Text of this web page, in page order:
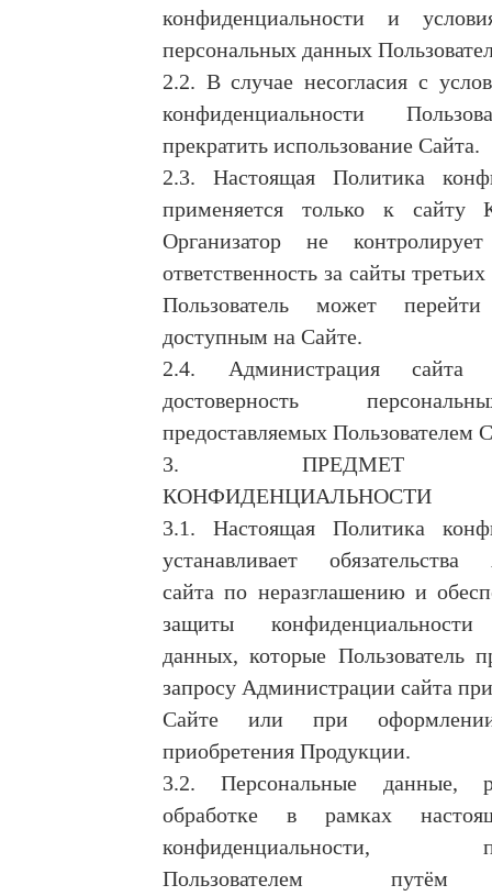
конфиденциальности и
персональных данных
2.2. В случае несогласия с
конфиденциальности
прекратить использование Сайта.
2.3. Настоящая Политика
применяется только к сайту
Организатор не
ответственность за сайты
Пользователь может
доступным на Сайте.
2.4. Администрация сайта
достоверность
предоставляемых Пользователем
3. ПРЕДМЕТ
КОНФИДЕНЦИАЛЬНОСТИ
3.1. Настоящая Политика
устанавливает обязательства
сайта по неразглашению и
защиты конфиденциальности
данных, которые Пользователь
запросу Администрации сайта
Сайте или при
приобретения Продукции.
3.2. Персональные данные,
обработке в рамках
конфиденциальности,
Пользователем путём